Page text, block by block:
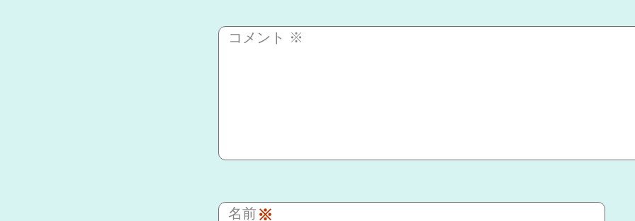
コメント ※
名前 ※